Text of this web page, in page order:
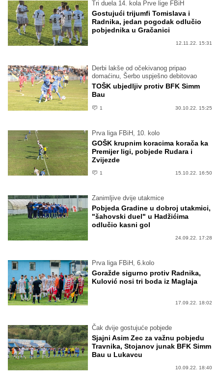
Tri duela 14. kola Prve lige FBiH
Gostujući trijumfi Tomislava i
Radnika, jedan pogodak odlučio
pobjednika u Gračanici
12.11.22. 15:31
Derbi lakše od očekivanog pripao
domaćinu, Šerbo uspješno debitovao
TOŠK ubjedljiv protiv BFK Simm
Bau
1 30.10.22. 15:25
Prva liga FBiH, 10. kolo
GOŠK krupnim koracima korača ka
Premijer ligi, pobjede Rudara i
Zvijezde
1 15.10.22. 16:50
Zanimljive dvije utakmice
Pobjeda Gradine u dobroj utakmici,
"šahovski duel" u Hadžićima
odlučio kasni gol
24.09.22. 17:28
Prva liga FBiH, 6.kolo
Goražde sigurno protiv Radnika,
Kulović nosi tri boda iz Maglaja
17.09.22. 18:02
Čak dvije gostujuće pobjede
Sjajni Asim Zec za važnu pobjedu
Travnika, Stojanov junak BFK Simm
Bau u Lukavcu
10.09.22. 18:40